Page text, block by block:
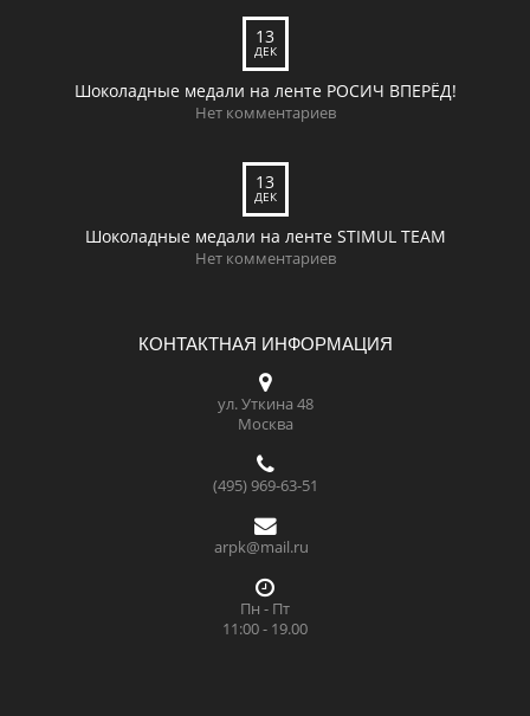
13
ДЕК
Шоколадные медали на ленте РОСИЧ ВПЕРЁД!
Нет комментариев
13
ДЕК
Шоколадные медали на ленте STIMUL TEAM
Нет комментариев
КОНТАКТНАЯ ИНФОРМАЦИЯ
ул. Уткина 48
Москва
(495) 969-63-51
arpk@mail.ru
Пн - Пт
11:00 - 19.00